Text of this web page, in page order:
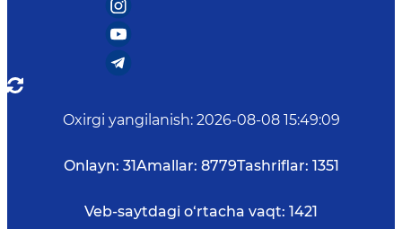
Oxirgi yangilanish: 2026-08-08 15:49:09
Onlayn: 31Amallar: 8779Tashriflar: 1351
Veb-saytdagi o‘rtacha vaqt: 1421